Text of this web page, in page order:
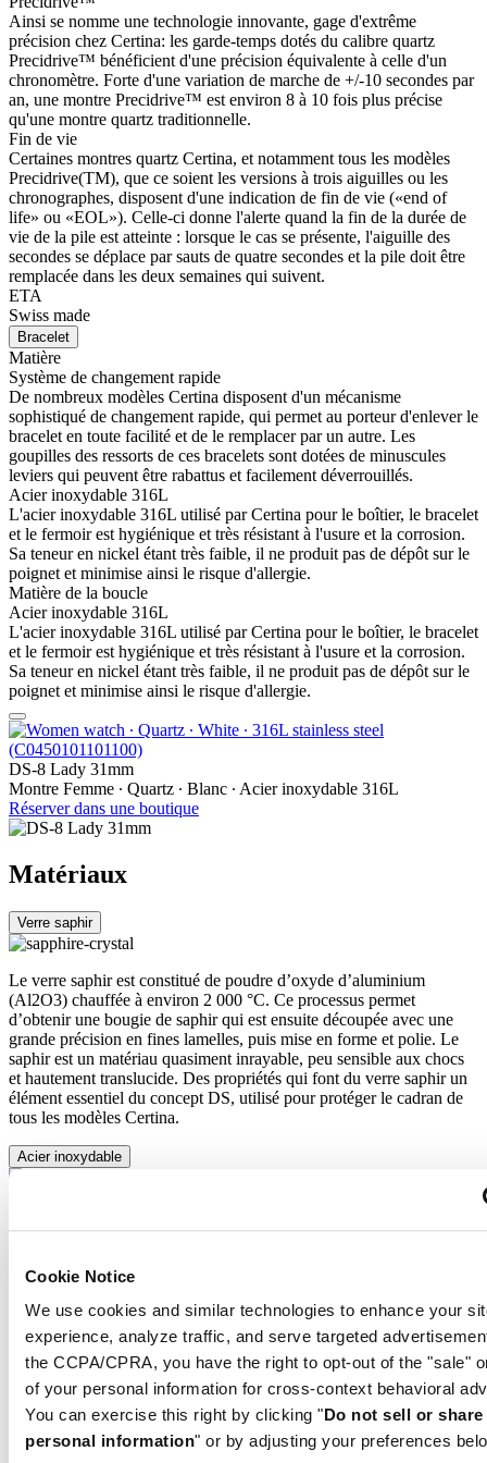
Cookie Notice
We use cookies and similar technologies to enhance your
experience, analyze traffic, and serve targeted
the CCPA/CPRA, you have the right to opt-out of the "sale"
of your personal information for cross-context behavioral
You can exercise this right by clicking "Do not sell or share
personal information" or by adjusting your preferences
Ainsi se nomme une technologie innovante, gage d'extrême
précision chez Certina: les garde-temps dotés du calibre quartz
Precidrive™ bénéficient d'une précision équivalente à celle d'un
chronomètre. Forte d'une variation de marche de +/-10 secondes par
an, une montre Precidrive™ est environ 8 à 10 fois plus précise
qu'une montre quartz traditionnelle.
Fin de vie
Certaines montres quartz Certina, et notamment tous les modèles
Precidrive(TM), que ce soient les versions à trois aiguilles ou les
chronographes, disposent d'une indication de fin de vie («end of
life» ou «EOL»). Celle-ci donne l'alerte quand la fin de la durée de
vie de la pile est atteinte : lorsque le cas se présente, l'aiguille des
secondes se déplace par sauts de quatre secondes et la pile doit être
remplacée dans les deux semaines qui suivent.
ETA
Swiss made
Bracelet
Matière
Système de changement rapide
De nombreux modèles Certina disposent d'un mécanisme
sophistiqué de changement rapide, qui permet au porteur d'enlever le
bracelet en toute facilité et de le remplacer par un autre. Les
goupilles des ressorts de ces bracelets sont dotées de minuscules
leviers qui peuvent être rabattus et facilement déverrouillés.
Acier inoxydable 316L
L'acier inoxydable 316L utilisé par Certina pour le boîtier, le bracelet
et le fermoir est hygiénique et très résistant à l'usure et la corrosion.
Sa teneur en nickel étant très faible, il ne produit pas de dépôt sur le
poignet et minimise ainsi le risque d'allergie.
Matière de la boucle
Acier inoxydable 316L
L'acier inoxydable 316L utilisé par Certina pour le boîtier, le bracelet
et le fermoir est hygiénique et très résistant à l'usure et la corrosion.
Sa teneur en nickel étant très faible, il ne produit pas de dépôt sur le
poignet et minimise ainsi le risque d'allergie.
DS-8 Lady 31mm
Montre Femme ∙ Quartz ∙ Blanc ∙ Acier inoxydable 316L
Réserver dans une boutique
Matériaux
Verre saphir
Le verre saphir est constitué de poudre d’oxyde d’aluminium
(Al2O3) chauffée à environ 2 000 °C. Ce processus permet
d’obtenir une bougie de saphir qui est ensuite découpée avec une
grande précision en fines lamelles, puis mise en forme et polie. Le
saphir est un matériau quasiment inrayable, peu sensible aux chocs
et hautement translucide. Des propriétés qui font du verre saphir un
élément essentiel du concept DS, utilisé pour protéger le cadran de
tous les modèles Certina.
Acier inoxydable
bracelet et le fermoir est très résistant à l’usure et la corrosion. Sa
poignet et minimise ainsi le risque d’allergie.
Verre saphir
Acier inoxydable
Le verre saphir est constitué de poudre d’oxyde d’aluminium
(Al2O3) chauffée à environ 2 000 °C. Ce processus permet
d’obtenir une bougie de saphir qui est ensuite découpée avec une